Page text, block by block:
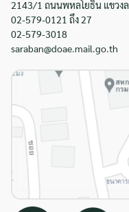
2143/1 ถนนพหลโยธิน แขวง
02-579-0121 ถึง 27
02-579-3018
saraban@doae.mail.go.th